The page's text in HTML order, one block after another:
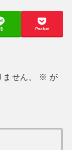
Pocket
せん。 ※ が